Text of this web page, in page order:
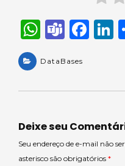
W
a
ts
p
p
T
a
m
F
e
o
o
e
DataBases
Deixe seu
Seu endereço de e-mail não
asterisco são obrigatórios *